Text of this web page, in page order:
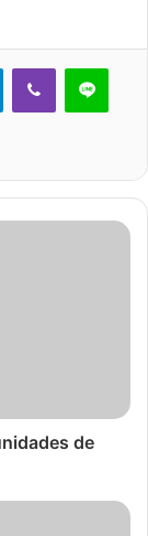
TelegramViber Line
de